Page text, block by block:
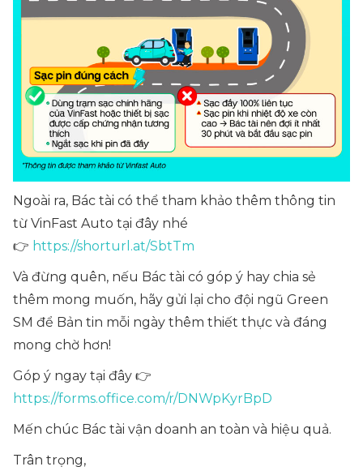
Ngoài ra, Bác tài có thể tham khảo thêm thông tin
từ VinFast Auto tại đây nhé
👉 https://shorturl.at/SbtTm
Và đừng quên, nếu Bác tài có góp ý hay chia sẻ
thêm mong muốn, hãy gửi lại cho đội ngũ Green
SM để Bản tin mỗi ngày thêm thiết thực và đáng
mong chờ hơn!
Góp ý ngay tại đây 👉
https://forms.office.com/r/DNWpKyrBpD
Mến chúc Bác tài vận doanh an toàn và hiệu quả.
Trân trọng,